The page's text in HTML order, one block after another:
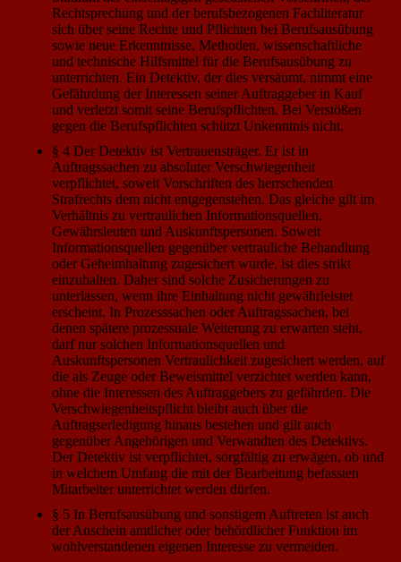
Rechtsprechung und der berufsbezogenen Fachliteratur
sich über seine Rechte und Pflichten bei Berufsausübung
sowie neue Erkenntnisse, Methoden, wissenschaftliche
und technische Hilfsmittel für die Berufsausübung zu
unterrichten. Ein Detektiv, der dies versäumt, nimmt eine
Gefährdung der Interessen seiner Auftraggeber in Kauf
und verletzt somit seine Berufspflichten. Bei Verstößen
gegen die Berufspflichten schützt Unkenntnis nicht.
§ 4 Der Detektiv ist Vertrauensträger. Er ist in
Auftragssachen zu absoluter Verschwiegenheit
verpflichtet, soweit Vorschriften des herrschenden
Strafrechts dem nicht entgegenstehen. Das gleiche gilt im
Verhältnis zu vertraulichen Informationsquellen,
Gewährsleuten und Auskunftspersonen. Soweit
Informationsquellen gegenüber vertrauliche Behandlung
oder Geheimhaltung zugesichert wurde, ist dies strikt
einzuhalten. Daher sind solche Zusicherungen zu
unterlassen, wenn ihre Einhaltung nicht gewährleistet
erscheint. In Prozesssachen oder Auftragssachen, bei
denen spätere prozessuale Weiterung zu erwarten steht,
darf nur solchen Informationsquellen und
Auskunftspersonen Vertraulichkeit zugesichert werden, auf
die als Zeuge oder Beweismittel verzichtet werden kann,
ohne die Interessen des Auftraggebers zu gefährden. Die
Verschwiegenheitspflicht bleibt auch über die
Auftragserledigung hinaus bestehen und gilt auch
gegenüber Angehörigen und Verwandten des Detektivs.
Der Detektiv ist verpflichtet, sorgfältig zu erwägen, ob und
in welchem Umfang die mit der Bearbeitung befassten
Mitarbeiter unterrichtet werden dürfen.
§ 5 In Berufsausübung und sonstigem Auftreten ist auch
der Anschein amtlicher oder behördlicher Funktion im
wohlverstandenen eigenen Interesse zu vermeiden.